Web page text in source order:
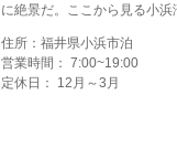
に絶景だ。ここから見る小浜
住所：福井県小浜市泊
営業時間： 7:00~19:00
定休日： 12月～3月